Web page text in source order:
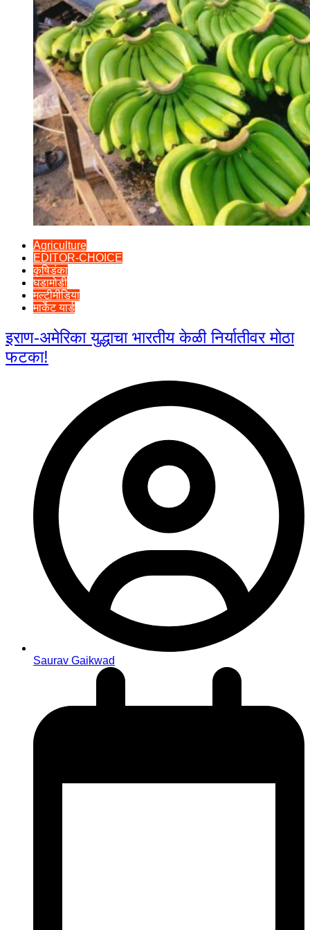
Agriculture
EDITOR-CHOICE
कृषिडंका
घडामोडी
मल्टीमीडिया
मार्केट यार्ड
इराण-अमेरिका युद्धाचा भारतीय केळी निर्यातीवर मोठा
फटका!
Saurav Gaikwad